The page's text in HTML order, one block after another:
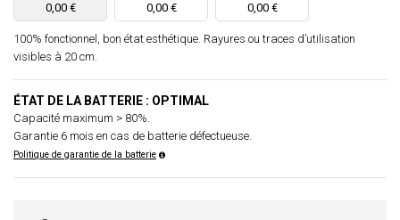
0,00 €
0,00 €
0,00 €
100% fonctionnel, bon état esthétique. Rayures ou traces d’utilisation
visibles à 20 cm.
ÉTAT DE LA BATTERIE : OPTIMAL
Capacité maximum > 80%.
Garantie 6 mois en cas de batterie défectueuse.
Politique de garantie de la batterie